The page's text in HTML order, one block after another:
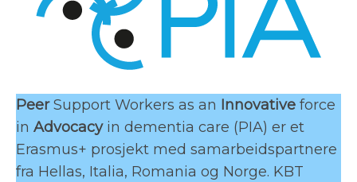
PeerSupport Workers as an Innovative force
in Advocacyin dementia care (PIA) er et
Erasmus+ prosjekt med samarbeidspartnere
fra Hellas, Italia, Romania og Norge. KBT